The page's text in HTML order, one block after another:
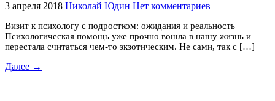
3 апреля 2018 Николай Юдин Нет комментариев
Визит к психологу с подростком: ожидания и реальность
Психологическая помощь уже прочно вошла в нашу жизнь и
перестала считаться чем-то экзотическим. Не сами, так с […]
Далее →